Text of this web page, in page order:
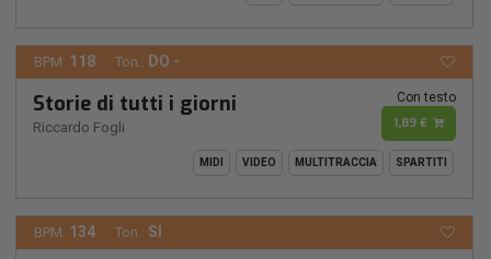
BPM: 118 Ton.: DO -
Storie di tutti i giorni
Riccardo Fogli
Con testo
1,89 €
MIDI VIDEO MULTITRACCIA SPARTITI
BPM: 134 Ton.: SI